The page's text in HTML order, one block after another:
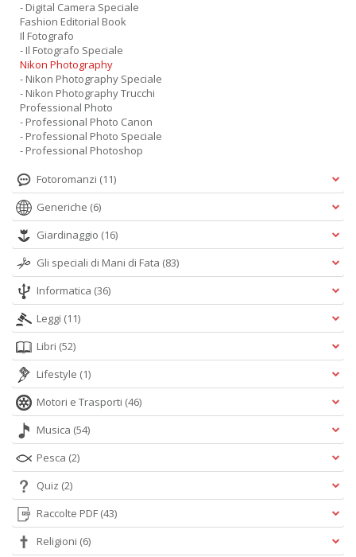
- Digital Camera Speciale
Fashion Editorial Book
Il Fotografo
- Il Fotografo Speciale
Nikon Photography
- Nikon Photography Speciale
- Nikon Photography Trucchi
Professional Photo
- Professional Photo Canon
- Professional Photo Speciale
- Professional Photoshop
Fotoromanzi (11)
Generiche (6)
Giardinaggio (16)
Gli speciali di Mani di Fata (83)
Informatica (36)
Leggi (11)
Libri (52)
Lifestyle (1)
Motori e Trasporti (46)
Musica (54)
Pesca (2)
Quiz (2)
Raccolte PDF (43)
Religioni (6)